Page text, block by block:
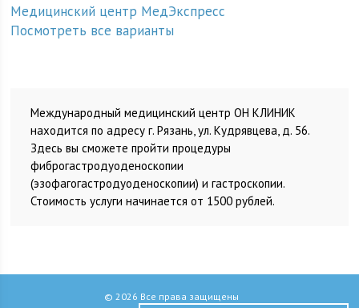
Медицинский центр МедЭкспресс
Посмотреть все варианты
Международный медицинский центр ОН КЛИНИК
находится по адресу г. Рязань, ул. Кудрявцева, д. 56.
Здесь вы сможете пройти процедуры
фиброгастродуоденоскопии
(эзофагогастродуоденоскопии) и гастроскопии.
Стоимость услуги начинается от 1500 рублей.
© 2026 Все права защищены